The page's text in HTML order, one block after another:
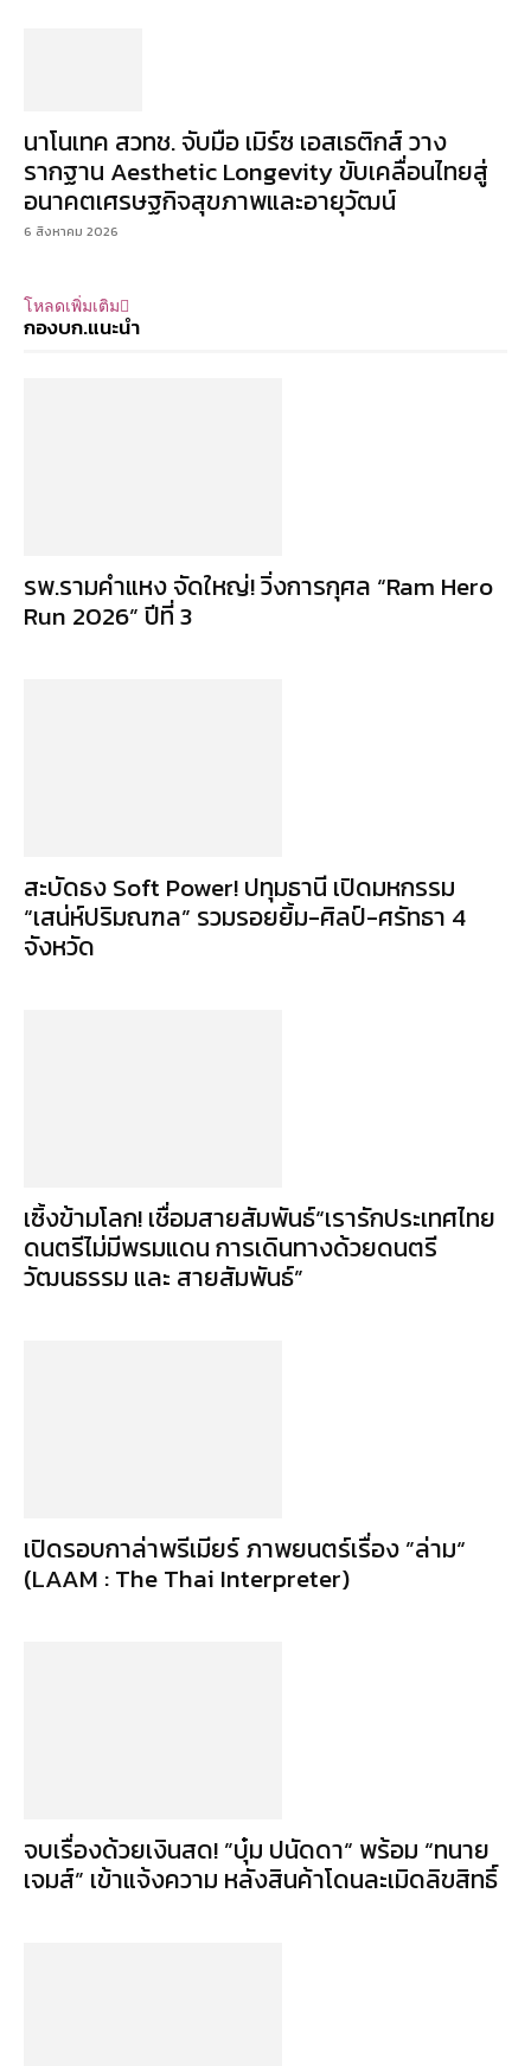
นาโนเทค สวทช. จับมือ เมิร์ซ เอสเธติกส์ วาง
รากฐาน Aesthetic Longevity ขับเคลื่อนไทยสู่
อนาคตเศรษฐกิจสุขภาพและอายุวัฒน์
6 สิงหาคม 2026
โหลดเพิ่มเติม
กองบก.แนะนำ
รพ.รามคำแหง จัดใหญ่! วิ่งการกุศล “Ram Hero
Run 2026” ปีที่ 3
สะบัดธง Soft Power! ปทุมธานี เปิดมหกรรม
“เสน่ห์ปริมณฑล” รวมรอยยิ้ม-ศิลป์-ศรัทธา 4
จังหวัด
เซิ้งข้ามโลก! เชื่อมสายสัมพันธ์“เรารักประเทศไทย
ดนตรีไม่มีพรมแดน การเดินทางด้วยดนตรี
วัฒนธรรม และ สายสัมพันธ์”
เปิดรอบกาล่าพรีเมียร์ ภาพยนตร์เรื่อง ”ล่าม“
(LAAM : The Thai Interpreter)
จบเรื่องด้วยเงินสด! ”บุ๋ม ปนัดดา“ พร้อม “ทนาย
เจมส์” เข้าแจ้งความ หลังสินค้าโดนละเมิดลิขสิทธิ์